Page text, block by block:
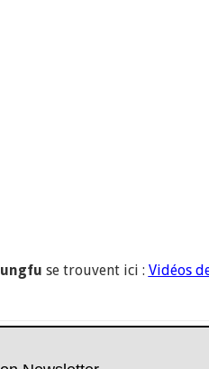
se trouvent ici : Vidéos